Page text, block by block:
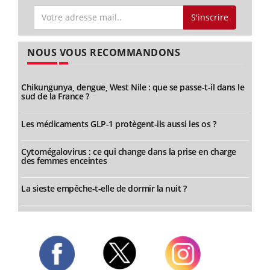
S'inscrire
NOUS VOUS RECOMMANDONS
Chikungunya, dengue, West Nile : que se passe-t-il dans le
sud de la France ?
Les médicaments GLP-1 protègent-ils aussi les os ?
Cytomégalovirus : ce qui change dans la prise en charge
des femmes enceintes
La sieste empêche-t-elle de dormir la nuit ?